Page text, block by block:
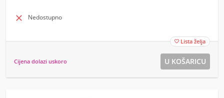
 Nedostupno
 Lista želja
Cijena dolazi uskoro